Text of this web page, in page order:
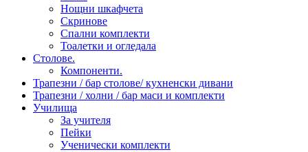
Нощни шкафчета
Скринове
Спални комплекти
Тоалетки и огледала
Столове.
Компоненти.
Трапезни / бар столове/ кухненски дивани
Трапезни / холни / бар маси и комплекти
Училища
За учителя
Пейки
Ученически комплекти